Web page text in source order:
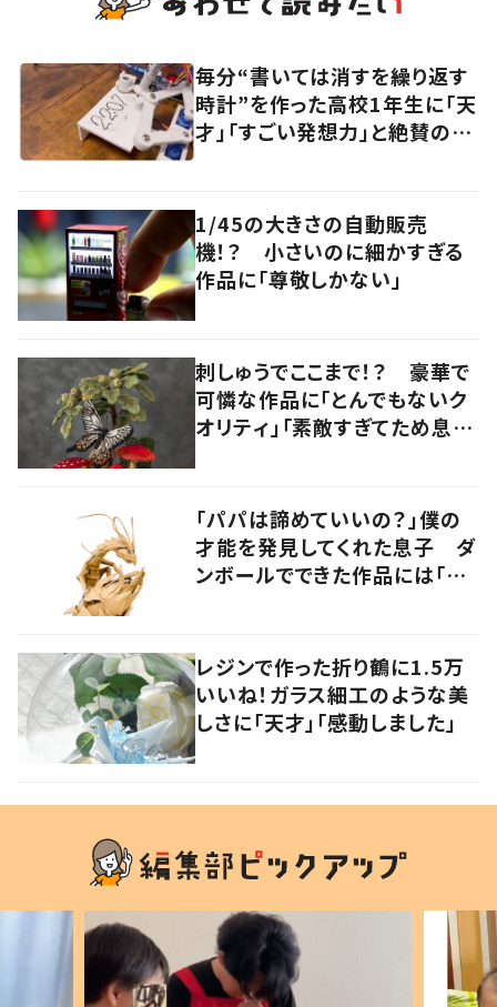
毎分“書いては消すを繰り返す
時計”を作った高校1年生に「天
才」「すごい発想力」と絶賛の
1/45の大きさの自動販売
機！？ 小さいのに細かすぎる
作品に「尊敬しかない」
刺しゅうでここまで！？ 豪華で
可憐な作品に「とんでもないク
オリティ」「素敵すぎてため息出
「パパは諦めていいの？」僕の
才能を発見してくれた息子 ダ
ンボールでできた作品には「生
レジンで作った折り鶴に1.5万
いいね！ガラス細工のような美
しさに「天才」「感動しました」